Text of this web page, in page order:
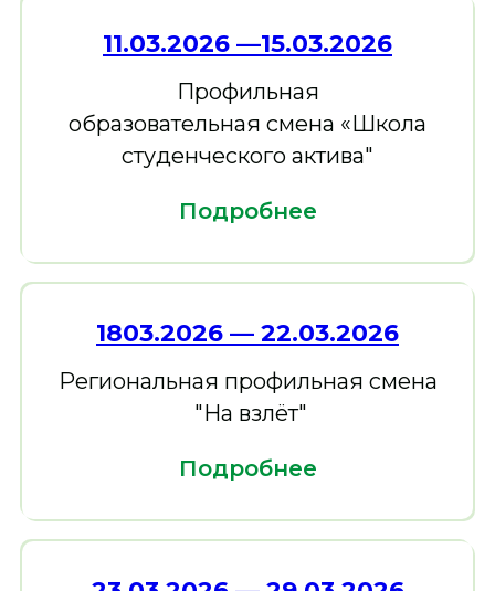
11.03.2026 —15.03.2026
Профильная
образовательная смена «Школа
студенческого актива"
Подробнее
1803.2026 — 22.03.2026
Региональная профильная смена
"На взлёт"
Подробнее